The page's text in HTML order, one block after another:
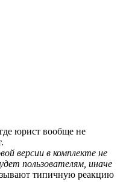
юрист вообще не
версии в комплекте не
пользователям, иначе
типичную реакцию